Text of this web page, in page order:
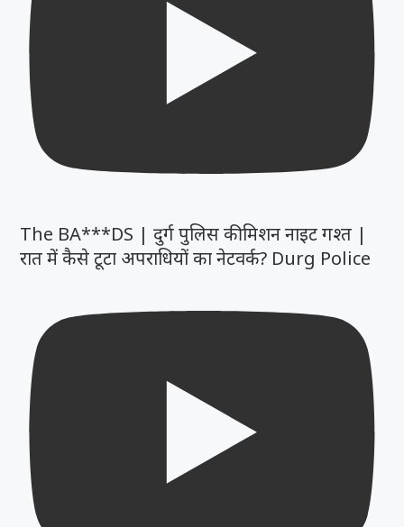
The BA***DS | दुर्ग पुलिस की मिशन नाइट गश्त |
रात में कैसे टूटा अपराधियों का नेटवर्क? Durg Police